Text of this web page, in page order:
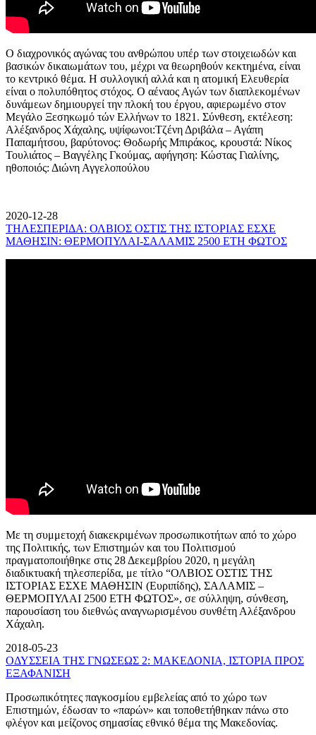
Ο διαχρονικός αγώνας του ανθρώπου υπέρ των στοιχειωδών και
βασικών δικαιωμάτων του, μέχρι να θεωρηθούν κεκτημένα, είναι
το κεντρικό θέμα. Η συλλογική αλλά και η ατομική Ελευθερία
είναι ο πολυπόθητος στόχος. Ο αέναος Αγών των διαπλεκομένων
δυνάμεων δημιουργεί την πλοκή του έργου, αφιερωμένο στον
Μεγάλο Ξεσηκωμό τών Ελλήνων το 1821. Σύνθεση, εκτέλεση:
Αλέξανδρος Χάχαλης, υψίφωνοι:Τζένη Δριβάλα – Αγάπη
Παπαμήτσου, βαρύτονος: Θοδωρής Μπιράκος, κρουστά: Νίκος
Τουλιάτος – Βαγγέλης Γκούμας, αφήγηση: Κώστας Γιαλίνης,
ηθοποιός: Διώνη Αγγελοπούλου
2020-12-28
ΤΗΛΕΣΠΕΡΙΔΑ: ΟΛΒΙΟΣ ΟΣΤΙΣ ΤΗΣ ΙΣΤΟΡΙΑΣ ΕΣΧΕ
ΜΑΘΗΣΙΝ: ΘΕΡΜΟΠΥΛΑΙ-ΣΑΛΑΜΙΣ 2500 ΕΤΗ ΦΩΤΟΣ
Με τη συμμετοχή διακεκριμένων προσωπικοτήτων από το χώρο
της Πολιτικής, των Επιστημών και του Πολιτισμού
πραγματοποιήθηκε στις 28 Δεκεμβρίου 2020, η μεγάλη
διαδικτυακή τηλεσπερίδα, με τίτλο “ΟΛΒΙΟΣ ΟΣΤΙΣ ΤΗΣ
ΙΣΤΟΡΙΑΣ ΕΣΧΕ ΜΑΘΗΣΙΝ (Ευριπίδης), ΣΑΛΑΜΙΣ –
ΘΕΡΜΟΠΥΛΑΙ 2500 ΕΤΗ ΦΩΤΟΣ», σε σύλληψη, σύνθεση,
παρουσίαση του διεθνώς αναγνωρισμένου συνθέτη Αλέξανδρου
Χάχαλη.
2018-05-23
ΟΔΥΣΣΕΙΑ ΤΗΣ ΓΝΩΣΕΩΣ 2: ΜΑΚΕΔΟΝΙΑ, ΙΣΤΟΡΙΑ ΠΡΟΣ
ΕΞΑΦΑΝΙΣΗ
Προσωπικότητες παγκοσμίου εμβελείας από το χώρο των
Επιστημών, έδωσαν το «παρών» και τοποθετήθηκαν πάνω στο
φλέγον και μείζονος σημασίας εθνικό θέμα της Μακεδονίας.